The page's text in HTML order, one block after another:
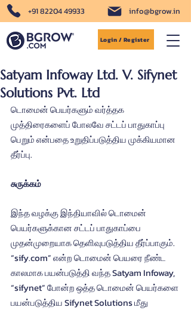
+91 82204 49933 info@bgrow.in
Login / Register
Satyam Infoway Ltd. V. Sifynet
Solutions Pvt. Ltd
டொமைன் பெயர்களும் வர்த்தக
முத்திரைகளைப் போலவே சட்டப் பாதுகாப்பு
பெறும் என்பதை உறுதிப்படுத்திய முக்கியமான
தீர்ப்பு.
சுருக்கம்
இந்த வழக்கு இந்தியாவில் டொமைன்
பெயர்களுக்கான சட்டப் பாதுகாப்பை
முதன்முறையாக தெளிவுபடுத்திய தீர்ப்பாகும்.
“sify.com” என்ற டொமைன் பெயரை நீண்ட
காலமாக பயன்படுத்தி வந்த Satyam Infoway,
“sifynet” போன்ற ஒத்த டொமைன் பெயர்களை
பயன்படுத்திய Sifynet Solutions மீது